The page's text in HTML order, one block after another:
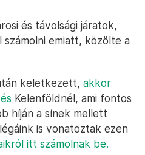
és távolsági járatok,
emiatt, közölte a
keletkezett, akkor
Kelenföldnél, ami fontos
híján a sínek mellett
is vonatoztak ezen
itt számolnak be.